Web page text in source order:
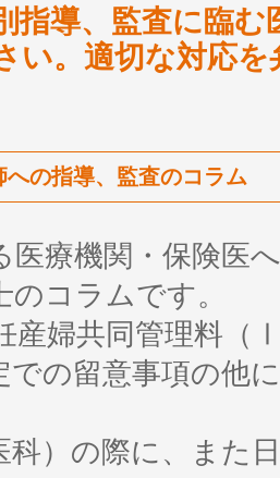
指導、監査に臨む
い。適切な対応
への指導、監査のコラム
医療機関・保険医
のコラムです。
産婦共同管理料（
での留意事項の他
科）の際に、また